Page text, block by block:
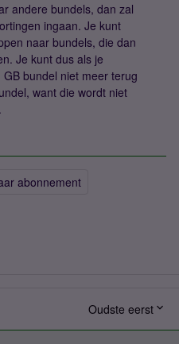
andere bundels, dan zal
ingaan. Je kunt
naar bundels, die dan
Je kunt dus als je
bundel niet meer terug
want die wordt niet
abonnement
Oudste eerst